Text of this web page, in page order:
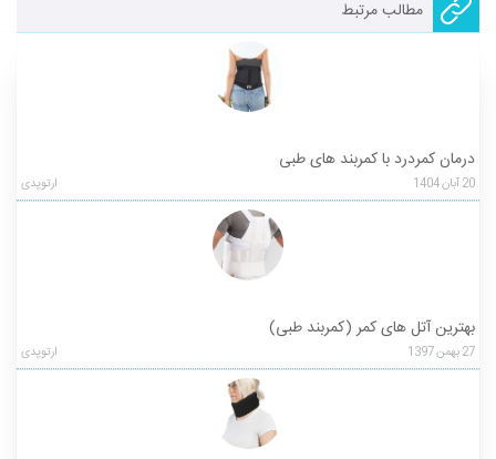
مطالب مرتبط
درمان کمردرد با کمربند های طبی
20آبان1404 ارتوپدی
بهترین آتل‌ های کمر (کمربند طبی)
27بهمن1397 ارتوپدی